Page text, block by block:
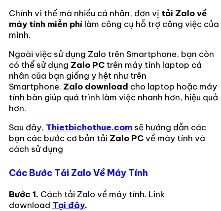
Chính vì thế mà nhiều cá nhân, đơn vị tải Zalo về
máy tính miễn phí làm công cụ hỗ trợ công việc của
mình.
Ngoài việc sử dụng Zalo trên Smartphone, bạn còn
có thể sử dụng Zalo PC trên máy tính laptop cá
nhân của bạn giống y hệt như trên
Smartphone. Zalo download cho laptop hoặc máy
tính bàn giúp quá trình làm việc nhanh hơn, hiệu quả
hơn.
Sau đây, Thietbichothue.com sẽ hướng dẫn các
bạn các bước cơ bản tải Zalo PCvề máy tính và
cách sử dụng
Các Bước Tải Zalo Về Máy Tính
Bước 1. Cách tải Zalo về máy tính. Link
download Tại đây.